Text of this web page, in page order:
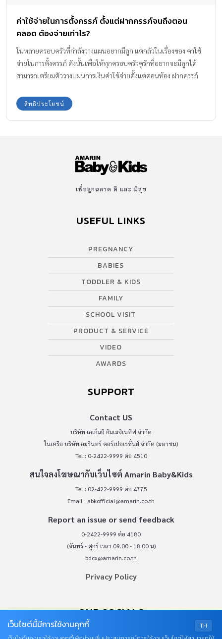
ค่าใช้จ่ายในการตั้งครรภ์ ตั้งแต่ฝากครรภ์จนถึงตอน
คลอด ต้องจ่ายเท่าไร?
ในหลายครอบครัวที่กำลังวางแผนอยากมีลูก แต่กลัวในเรื่องของ ค่าใช้
จ่ายในการตั้งครรภ์ ดังนั้นเพื่อให้ทุกครอบครัวคู่รักที่อยากจะมีลูกได้
สามารถเตรียมตัววางแผนการเงินค่าใช้จ่ายตั้งแต่ตอนท้อง ฝากครรภ์
Baby & Kids มีข้อมูลที่เป็นประโยชน์ในเรื่องนี้มาบอกให้ทราบกันค่ะ
สิทธิประโยชน์
เพื่อลูกฉลาด ดี และ มีสุข
USEFUL LINKS
PREGNANCY
BABIES
TODDLER & KIDS
FAMILY
SCHOOL VISIT
PRODUCT & SERVICE
VIDEO
AWARDS
SUPPORT
Contact US
บริษัท เอเอ็มอี อิมเมจิเนทีฟ จำกัด
ในเครือ บริษัท อมรินทร์ คอร์เปอเรชั่นส์ จำกัด (มหาชน)
Tel : 0-2422-9999 ต่อ 4510
สนใจลงโฆษณากับเว็บไซต์ Amarin Baby&Kids
Tel : 02-422-9999 ต่อ 4775
Email : abkofficial@amarin.co.th
Report an issue or send feedback
0-2422-9999 ต่อ 4180
(จันทร์ - ศุกร์ เวลา 09.00 - 18.00 น)
bdcx@amarin.co.th
Privacy Policy
OUR SOCIALS
TH
เว็บไซต์นี้มีการใช้งานคุกกี้